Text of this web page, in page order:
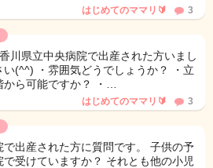
はじめてのママリ🔰 3
川県立中央病院で出産された方いまし
い(^^) ・雰囲気どうでしょうか？ ・立
ら可能ですか？ ・…
はじめてのママリ🔰 3
で出産された方に質問です。 子供の予
で受けていますか？ それとも他の小児